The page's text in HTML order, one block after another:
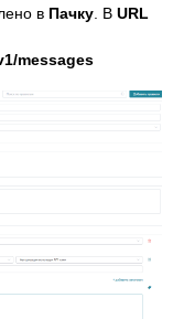
в Пачку . В URL
messages